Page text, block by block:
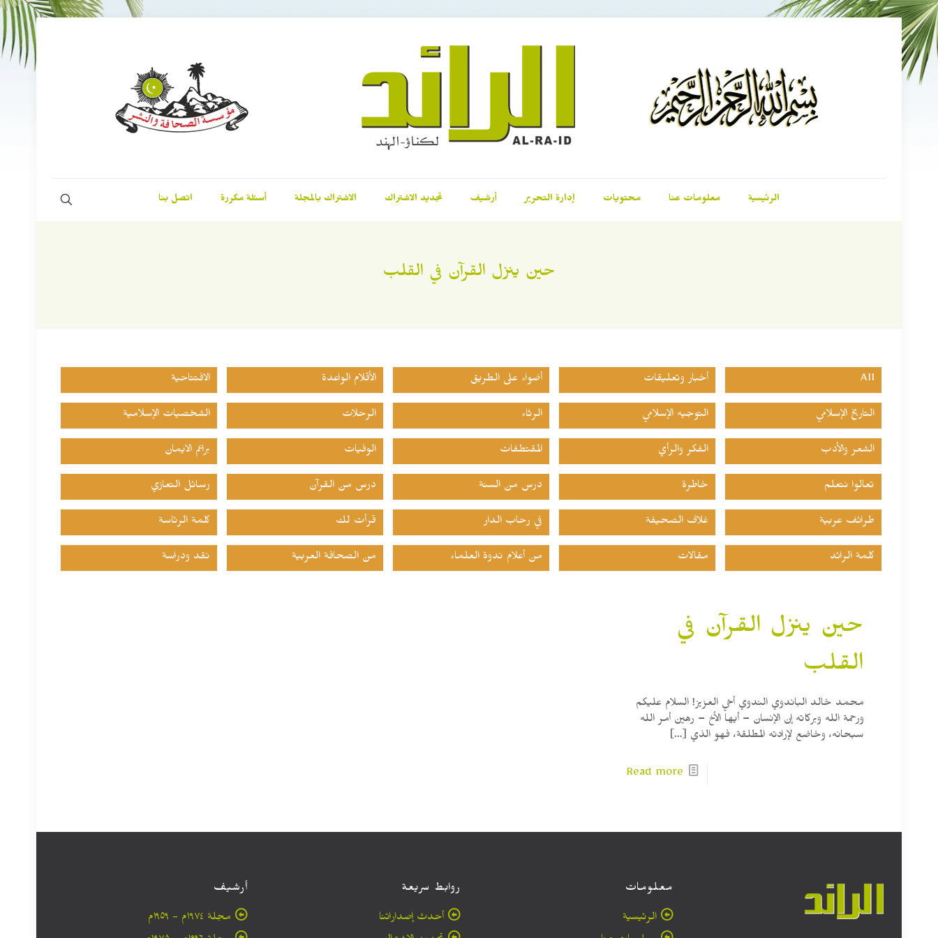
الرئيسية معلومات عنا محتويات إدارة التحرير أرشيف تجديد الاشتراك الاشتراك بالمجلة أسئلة مكررة اتصل بنا
حين ينزل القرآن في القلب
All أخبار وتعليقات أضواء على الطريق الأقلام الواعدة الافتتاحية
التاريخ الإسلامي التوجيه الإسلامي الرثاء الرحلات الشخصيات الإسلامية
الشعر والأدب الفكر والرأي المقتطفات الوفيات براعم الايمان
تعالوا نتعلم خاطرة درس من السنة درس من القرآن رسائل التعازي
طرائف عربية غلاف الصحيفة في رحاب الدار قرأت لك كلمة الرئاسة
كلمة الرائد مقالات من أعلام ندوة العلماء من الصحافة العربية نقد ودراسة
حين ينزل القرآن في
القلب
محمد خالد الباندوي الندوي أخي العزيز! السلام عليكم
ورحمة الله وبركاته إن الإنسان – أيها الأخ – رهين أمر الله
سبحانه، وخاضع لإرادته المطلقة، فهو الذي […]
Read more
معلومات
الرئيسية
روابط سريعة
أحدث إصداراتنا
أرشيف
مجلة ۱۹۷٤م - ١٩٥٩م